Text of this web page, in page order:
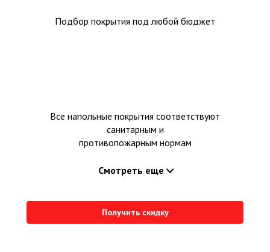
Подбор покрытия под любой бюджет
Все напольные покрытия соответствуют
санитарным и
противопожарным нормам
Смотреть еще
Получить скидку